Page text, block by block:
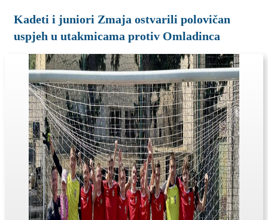
Kadeti i juniori Zmaja ostvarili polovičan
uspjeh u utakmicama protiv Omladinca